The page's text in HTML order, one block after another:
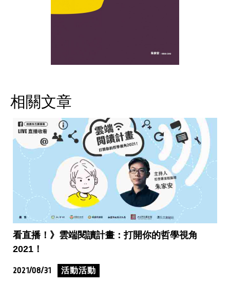
相關文章
看直播！》雲端閱讀計畫：打開你的哲學視角
2021！
2021/08/31 活動活動